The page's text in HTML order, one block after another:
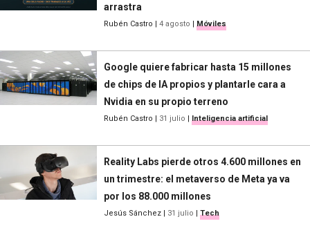
arrastra
Rubén Castro | 4 agosto | Móviles
Google quiere fabricar hasta 15 millones
de chips de IA propios y plantarle cara a
Nvidia en su propio terreno
Rubén Castro | 31 julio | Inteligencia artificial
Reality Labs pierde otros 4.600 millones en
un trimestre: el metaverso de Meta ya va
por los 88.000 millones
Jesús Sánchez | 31 julio | Tech